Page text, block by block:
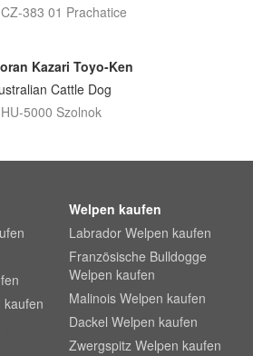
383 01 Prachatice
Kazari Toyo-Ken
Cattle Dog
5000 Szolnok
kaufen
Welpen kaufen
Labrador Welpen kaufen
Französische Bulldogge
Welpen kaufen
Malinois Welpen kaufen
Dackel Welpen kaufen
Zwergspitz Welpen kaufen